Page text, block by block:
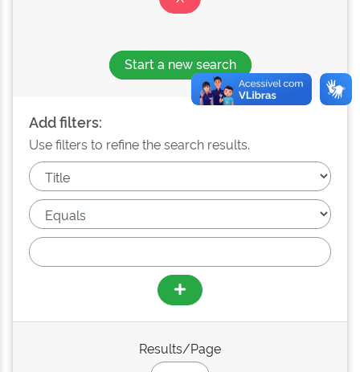
Start a new search
Add filters:
Use filters to refine the search results.
Results/Page